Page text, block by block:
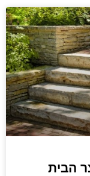
הבית